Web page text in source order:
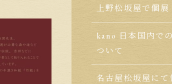
上野松坂屋で個展
kano 日本国内で
ついて
名古屋松坂屋にて